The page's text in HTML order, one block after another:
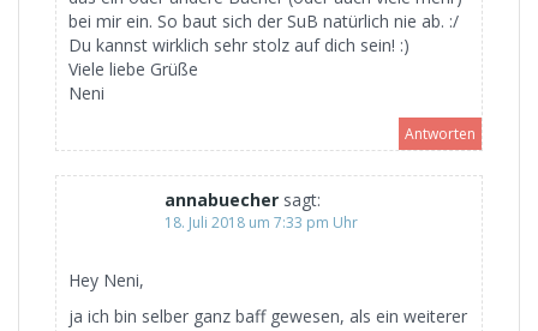
bei mir ein. So baut sich der SuB natürlich nie ab. :/
Du kannst wirklich sehr stolz auf dich sein! :)
Viele liebe Grüße
Neni
Antworten
annabuecher sagt:
18. Juli 2018 um 7:33 pm Uhr
Hey Neni,
ja ich bin selber ganz baff gewesen, als ein weiterer